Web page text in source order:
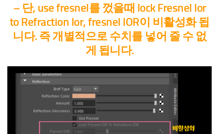
– 단, use fresnel를 껐을때 lock Fresnel Ior
to Refraction Ior, fresnel IOR이 비활성화 됩
니다. 즉 개별적으로 수치를 넣어 줄 수 없
게 됩니다.